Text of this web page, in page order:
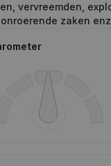
vervreemden,
zaken enz